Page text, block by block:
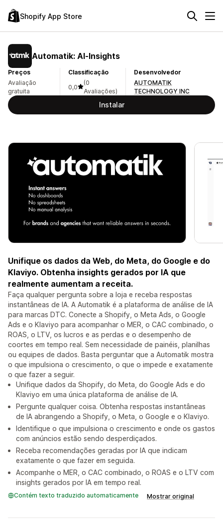
Shopify App Store
Automatik: AI‑Insights
Preços
Avaliação
gratuita
Classificação
0,0
(0
Avaliações)
Desenvolvedor
AUTOMATIK
TECHNOLOGY INC
Instalar
Unifique os dados da Web, do Meta, do Google e do
Klaviyo. Obtenha insights gerados por IA que
realmente aumentam a receita.
Faça qualquer pergunta sobre a loja e receba respostas
instantâneas de IA. A Automatik é a plataforma de análise de IA
para marcas DTC. Conecte a Shopify, o Meta Ads, o Google
Ads e o Klaviyo para acompanhar o MER, o CAC combinado, o
ROAS, o LTV, os lucros e as perdas e o desempenho de
coortes em tempo real. Sem necessidade de painéis, planilhas
ou equipes de dados. Basta perguntar que a Automatik mostra
o que impulsiona o crescimento, o que o impede e exatamente
o que fazer a seguir.
Unifique dados da Shopify, do Meta, do Google Ads e do
Klaviyo em uma única plataforma de análise de IA.
Pergunte qualquer coisa. Obtenha respostas instantâneas
de IA abrangendo a Shopify, o Meta, o Google e o Klaviyo.
Identifique o que impulsiona o crescimento e onde os gastos
com anúncios estão sendo desperdiçados.
Receba recomendações geradas por IA que indicam
exatamente o que fazer em seguida.
Acompanhe o MER, o CAC combinado, o ROAS e o LTV com
insights gerados por IA em tempo real.
Contém texto traduzido automaticamente Mostrar original